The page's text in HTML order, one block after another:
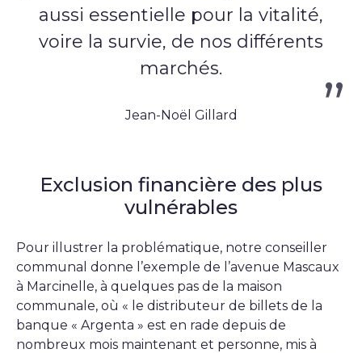
aussi essentielle pour la vitalité,
voire la survie, de nos différents
marchés.
Jean-Noël Gillard
Exclusion financière des plus
vulnérables
Pour illustrer la problématique, notre conseiller
communal donne l’exemple de l’avenue Mascaux
à Marcinelle, à quelques pas de la maison
communale, où « le distributeur de billets de la
banque « Argenta » est en rade depuis de
nombreux mois maintenant et personne, mis à